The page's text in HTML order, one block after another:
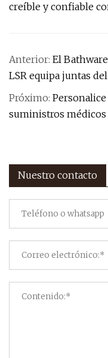
creíble y confiable
Anterior: El
LSR equipa juntas
Próximo:
suministros
Nuestro contacto